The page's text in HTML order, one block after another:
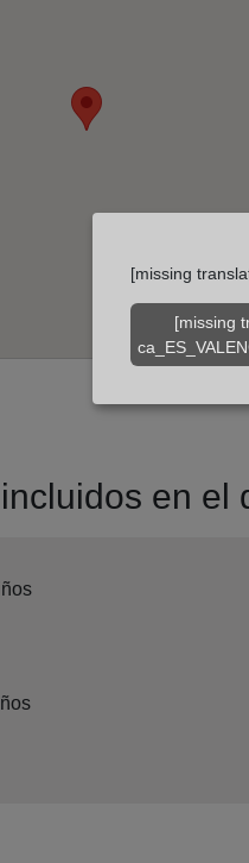
en el
[missing
[missing